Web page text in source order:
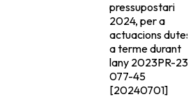
pressupostari
2024, per a
actuacions dutes
a terme durant
lany 2023PR-23-
077-45
[20240701]